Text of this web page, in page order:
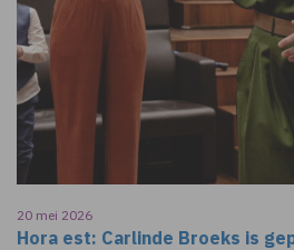
20 mei 2026
Hora est: Carlinde Broeks is